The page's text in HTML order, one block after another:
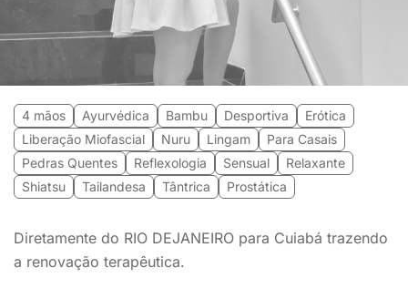
4 mãos Ayurvédica Bambu Desportiva
Erótica
Liberação Miofascial
Nuru Lingam
Para Casais
Pedras Quentes
Reflexologia Sensual
Relaxante
Shiatsu
Tailandesa Tântrica Prostática
Diretamente do RIO DEJANEIRO para Cuiabá trazendo
a renovação terapêutica.